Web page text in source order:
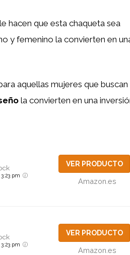
hacen que esta chaqueta sea
y femenino la convierten en
aquellas mujeres que buscan
la convierten en una
pm
VER PRODUCTO
Amazon.es
pm
VER PRODUCTO
Amazon.es